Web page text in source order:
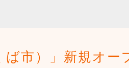
市）」新規オー